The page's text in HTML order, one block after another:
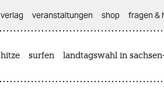
verlag
veranstaltungen shop fragen &
hitze surfen landtagswahl in